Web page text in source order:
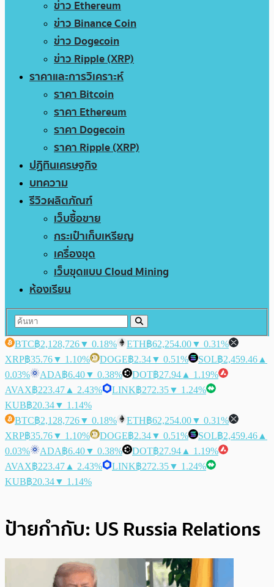
ข่าว Ethereum
ข่าว Binance Coin
ข่าว Dogecoin
ข่าว Ripple (XRP)
ราคาและการวิเคราะห์
ราคา Bitcoin
ราคา Ethereum
ราคา Dogecoin
ราคา Ripple (XRP)
ปฏิทินเศรษฐกิจ
บทความ
รีวิวผลิตภัณฑ์
เว็บซื้อขาย
กระเป๋าเก็บเหรียญ
เครื่องขุด
เว็บขุดแบบ Cloud Mining
ห้องเรียน
BTC฿2,128,726▼ 0.18% ETH฿62,254.00▼ 0.31%
XRP฿35.76▼ 1.10% DOGE฿2.34▼ 0.51% SOL฿2,459.46 ▲
0.03%
ADA฿6.40▼ 0.38% DOT฿27.94 ▲ 1.19%
AVAX฿223.47 ▲ 2.43% LINK฿272.35▼ 1.24%
KUB฿20.34▼ 1.14%
BTC฿2,128,726▼ 0.18% ETH฿62,254.00▼ 0.31%
XRP฿35.76▼ 1.10% DOGE฿2.34▼ 0.51% SOL฿2,459.46 ▲
0.03%
ADA฿6.40▼ 0.38% DOT฿27.94 ▲ 1.19%
AVAX฿223.47 ▲ 2.43% LINK฿272.35▼ 1.24%
KUB฿20.34▼ 1.14%
ป้ายกำกับ: US Russia Relations